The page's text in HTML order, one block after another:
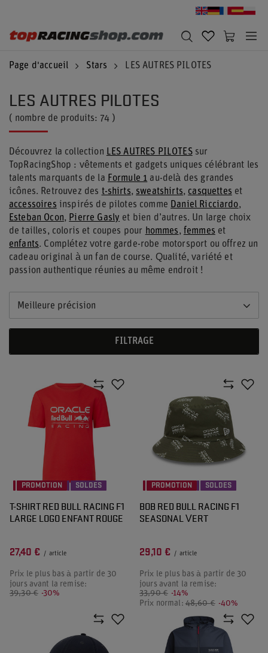
Page d'accueil Stars LES AUTRES PILOTES
LES AUTRES PILOTES
( nombre de produits: 74 )
Découvrez la collection LES AUTRES PILOTESsur
TopRacingShop : vêtements et gadgets uniques célébrant les
talents marquants de la Formule 1 au-delà des grandes
icônes. Retrouvez des t-shirts, sweatshirts, casquettes et
accessoires inspirés de pilotes comme Daniel Ricciardo,
Esteban Ocon, Pierre Gasly et bien d’autres. Un large choix
de tailles, coloris et coupes pour hommes, femmes et
enfants. Complétez votre garde-robe motorsport ou offrez un
cadeau original à un fan de course. Qualité, variété et
passion authentique réunies au même endroit !
Meilleure précision
FILTRAGE
PROMOTION SOLDES
T-SHIRT RED BULL RACING F1
LARGE LOGO ENFANT ROUGE
27,40 € / article
Prix le plus bas à partir de 30
jours avant la remise:
39,30 € -30%
PROMOTION SOLDES
BOB RED BULL RACING F1
SEASONAL VERT
29,10 € / article
Prix le plus bas à partir de 30
jours avant la remise:
33,90 € -14%
Prix normal: 48,60 € -40%